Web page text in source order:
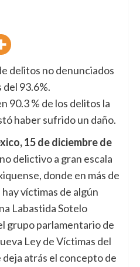
delitos no denunciados
del 93.6%.
90.3 % de los delitos la
haber sufrido un daño.
15 de diciembre de
delictivo a gran escala
donde en más de
víctimas de algún
Labastida Sotelo
grupo parlamentario de
Ley de Víctimas del
atrás el concepto de